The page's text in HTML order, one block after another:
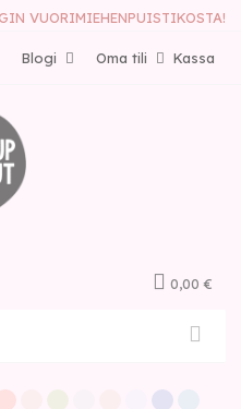
VUORIMIEHENPUISTIKOSTA!
Kassa
Oma tili
Blogi
0,00 €